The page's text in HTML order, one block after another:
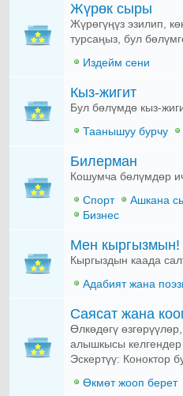
Жүрөк сыры
Жүрөгүңүз эзилип,
турсаңыз, бул
Издейм сени
Кыз-жигит
Бул бөлүмдө кыз-
Таанышуу бурчу
Билерман
Кошумча бөлүмдөр
Спорт Ашкана
Бизнес
Мен кыргызмын!
Кыргыздын каада
Адабият жана
Саясат жана
Өлкөдөгү
алышкысы келгендер
Эскертүү: Коноктор
Өкмөт жооп берет